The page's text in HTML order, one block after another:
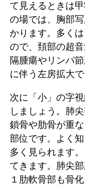
て見えるときは
の場では、胸部
かります。多く
ので、頚部の超
隔腫瘍やリンパ
に伴う左房拡大
次に「小」の字
しましょう。肺
鎖骨や肋骨が重
部位です。よく
多く見られます
てきます。肺尖
１肋軟骨部も骨